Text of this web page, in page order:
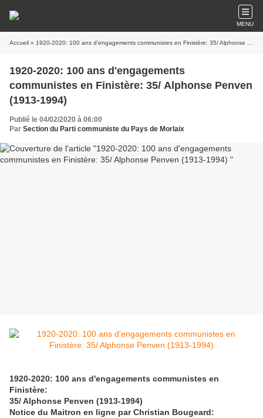
MENU
Accueil » 1920-2020: 100 ans d'engagements communistes en Finistère: 35/ Alphonse Penven (1913-1994)
1920-2020: 100 ans d'engagements
communistes en Finistère: 35/ Alphonse Penven
(1913-1994)
Publié le 04/02/2020 à 06:00
Par Section du Parti communiste du Pays de Morlaix
1920-2020: 100 ans d'engagements communistes en
Finistère:
35/ Alphonse Penven (1913-1994)
Notice du Maitron en ligne par Christian Bougeard: